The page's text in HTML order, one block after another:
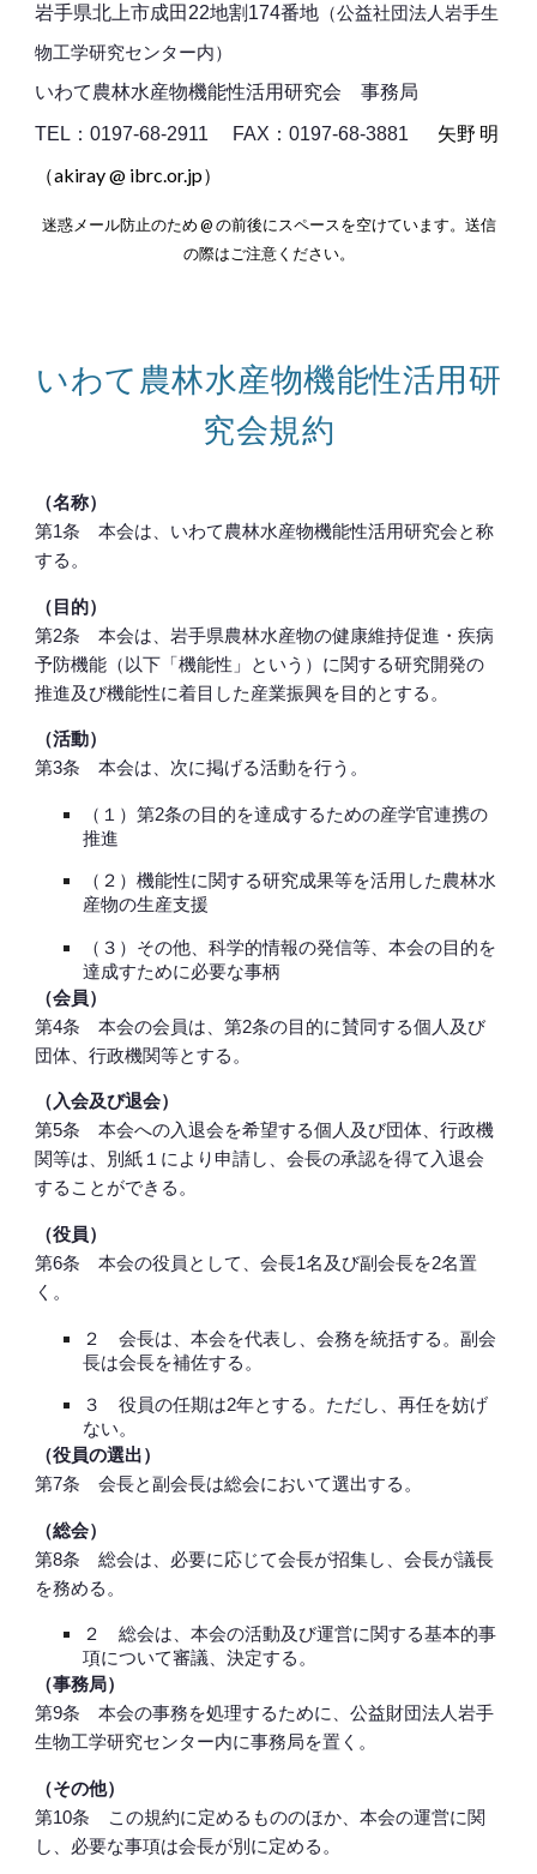
岩手県北上市成田22地割174番地 （公益社団法人岩手生
物工学研究センター内）
いわて農林水産物機能性活用研究会 事務局
TEL：0197-68-2911 FAX：0197-68-3881
矢野 明
（akiray @ ibrc.or.jp）
迷惑メール防止のため @ の前後にスペースを空けています。送信
の際はご注意ください。
いわて農林水産物機能性活用研
究会規約
（名称）
第1条 本会は、いわて農林水産物機能性活用研究会と称
する。
（目的）
第2条 本会は、岩手県農林水産物の健康維持促進・疾病
予防機能（以下「機能性」という）に関する研究開発の
推進及び機能性に着目した産業振興を目的とする。
（活動）
第3条 本会は、次に掲げる活動を行う。
（１）第2条の目的を達成するための産学官連携の
推進
（２）機能性に関する研究成果等を活用した農林水
産物の生産支援
（３）その他、科学的情報の発信等、本会の目的を
達成すために必要な事柄
（会員）
第4条 本会の会員は、第2条の目的に賛同する個人及び
団体、行政機関等とする。
（入会及び退会）
第5条 本会への入退会を希望する個人及び団体、行政機
関等は、別紙１により申請し、会長の承認を得て入退会
することができる。
（役員）
第6条 本会の役員として、会長1名及び副会長を2名置
く。
２ 会長は、本会を代表し、会務を統括する。副会
長は会長を補佐する。
３ 役員の任期は2年とする。ただし、再任を妨げ
ない。
（役員の選出）
第7条 会長と副会長は総会において選出する。
（総会）
第8条 総会は、必要に応じて会長が招集し、会長が議長
を務める。
２ 総会は、本会の活動及び運営に関する基本的事
項について審議、決定する。
（事務局）
第9条 本会の事務を処理するために、公益財団法人岩手
生物工学研究センター内に事務局を置く。
（その他）
第10条 この規約に定めるもののほか、本会の運営に関
し、必要な事項は会長が別に定める。